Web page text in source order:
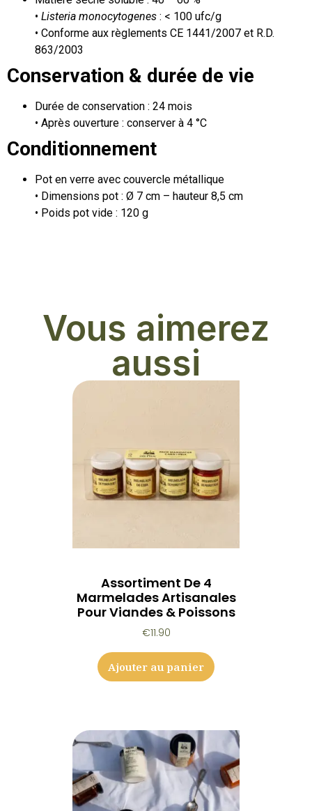
• Listeria monocytogenes : < 100 ufc/g
• Conforme aux règlements CE 1441/2007 et R.D.
863/2003
Conservation & durée de vie
Durée de conservation : 24 mois
• Après ouverture : conserver à 4 °C
Conditionnement
Pot en verre avec couvercle métallique
• Dimensions pot : Ø 7 cm – hauteur 8,5 cm
• Poids pot vide : 120 g
Vous aimerez
aussi
Assortiment De 4
Marmelades Artisanales
Pour Viandes & Poissons
€11.90
Ajouter au panier